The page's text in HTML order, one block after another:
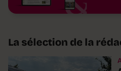
La sélection de la